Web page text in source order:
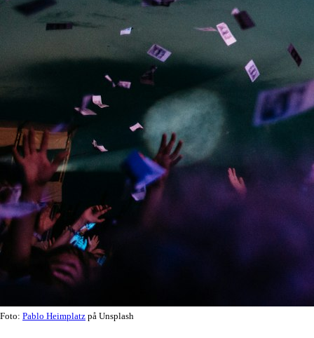
Foto: Pablo Heimplatz på Unsplash